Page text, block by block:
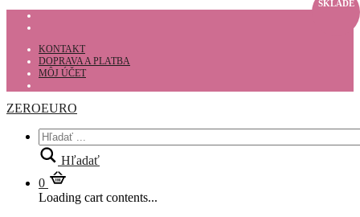
KONTAKT
DOPRAVA A PLATBA
MÔJ ÚČET
ZEROEURO
Hľadať
0
Loading cart contents...
SKLADE